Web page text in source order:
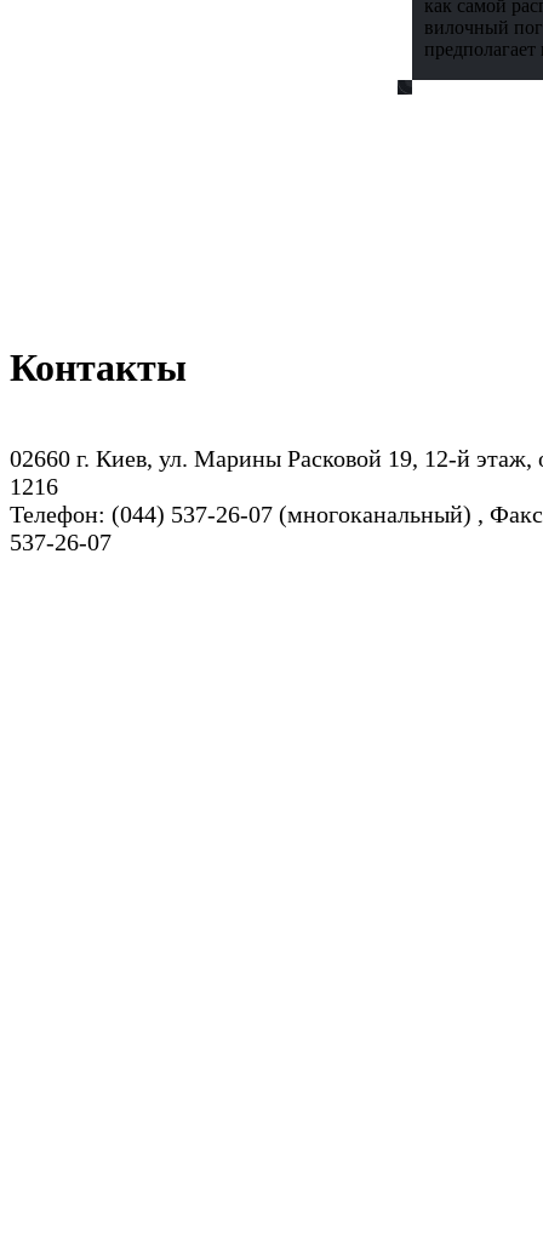
как самой
вилочный
Контакты
02660 г. Киев, ул. Марины Расковой 19, 12-й этаж,
1216
Телефон: (044) 537-26-07 (многоканальный) ,
537-26-07